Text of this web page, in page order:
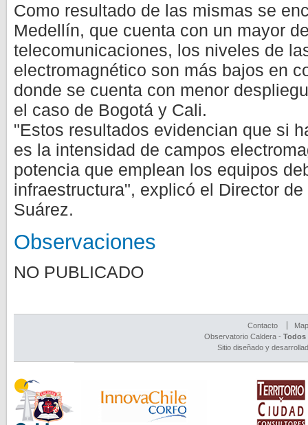
Como resultado de las mismas se
Medellín, que cuenta con un mayor
telecomunicaciones, los niveles de
electromagnético son más bajos en
donde se cuenta con menor
el caso de Bogotá y Cali.
"Estos resultados evidencian que si
es la intensidad de campos
potencia que emplean los equipos
infraestructura", explicó el Director
Suárez.
Observaciones
NO PUBLICADO
Contacto
Observatorio Caldera - Todos
Sitio diseñado y